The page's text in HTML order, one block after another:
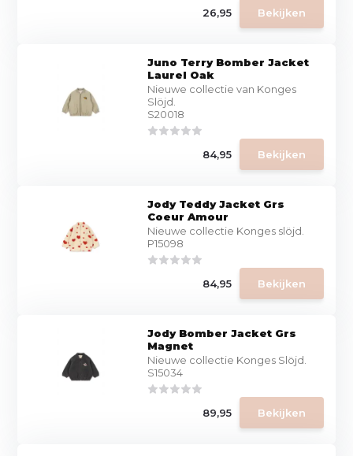
26,95 Bekijken
Juno Terry Bomber Jacket
Laurel Oak
Nieuwe collectie van Konges
Slöjd.
S20018
84,95 Bekijken
Jody Teddy Jacket Grs
Coeur Amour
Nieuwe collectie Konges slöjd.
P15098
84,95 Bekijken
Jody Bomber Jacket Grs
Magnet
Nieuwe collectie Konges Slöjd.
S15034
89,95 Bekijken